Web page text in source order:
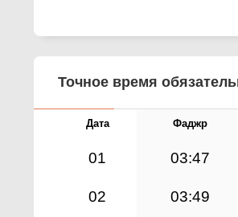
Точное время
Дата Фаджр
01 03:47
02 03:49